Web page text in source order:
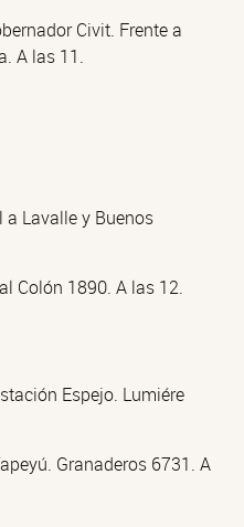
Civit. Frente a
A las 11.
a Lavalle y Buenos
Colón 1890. A las 12.
Espejo. Lumiére
Granaderos 6731. A